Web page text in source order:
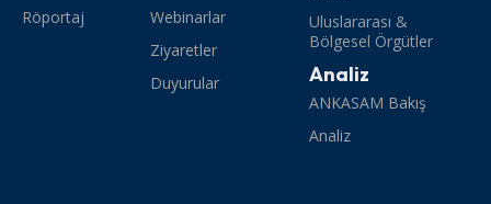
Röportaj
Webinarlar
Ziyaretler
Duyurular
Uluslararası &
Bölgesel Örgütler
Analiz
ANKASAM Bakış
Analiz